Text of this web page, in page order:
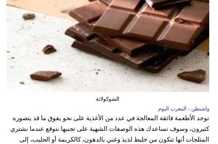
الشوكولاتة
واشنطن - المغرب اليوم
توجد الأطعمة فائقة المعالجة في عدد من الأغذية على نحو يفوق ما قد يتصوره
كثيرون، وسوف تساعدك هذه الوصفات الشهية على تجنبها.نتوقع عندما نشتري
المثلجات أنها تتكون من خليط لذيذ وغني بالدهون، كالكريمة أو الحليب، إلى